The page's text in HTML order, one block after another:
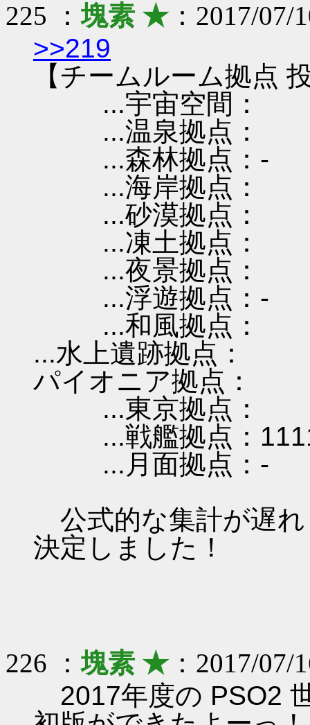
225 ：塊素 ★：2017/07/
>>219
【チームルーム拠点
...宇宙空間：
...温泉拠点：
...森林拠点：-
...海岸拠点：
...砂漠拠点：
...凍土拠点：
...夜景拠点：
...浮遊拠点：-
...和風拠点：
...水上遺跡拠点：
パイオニア拠点：
...東京拠点：
...戦艦拠点：
...月面拠点：-
公式的な集計が遅れ
決定しました！
226 ：塊素 ★：2017/07/
2017年度の PSO2